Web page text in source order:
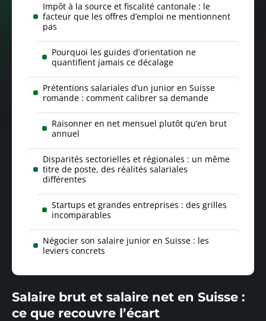
Impôt à la source et fiscalité cantonale : le
facteur que les offres d’emploi ne mentionnent
pas
Pourquoi les guides d’orientation ne
quantifient jamais ce décalage
Prétentions salariales d’un junior en Suisse
romande : comment calibrer sa demande
Raisonner en net mensuel plutôt qu’en brut
annuel
Disparités sectorielles et régionales : un même
titre de poste, des réalités salariales
différentes
Startups et grandes entreprises : des grilles
incomparables
Négocier son salaire junior en Suisse : les
leviers concrets
Salaire brut et salaire net en Suisse :
ce que recouvre l’écart